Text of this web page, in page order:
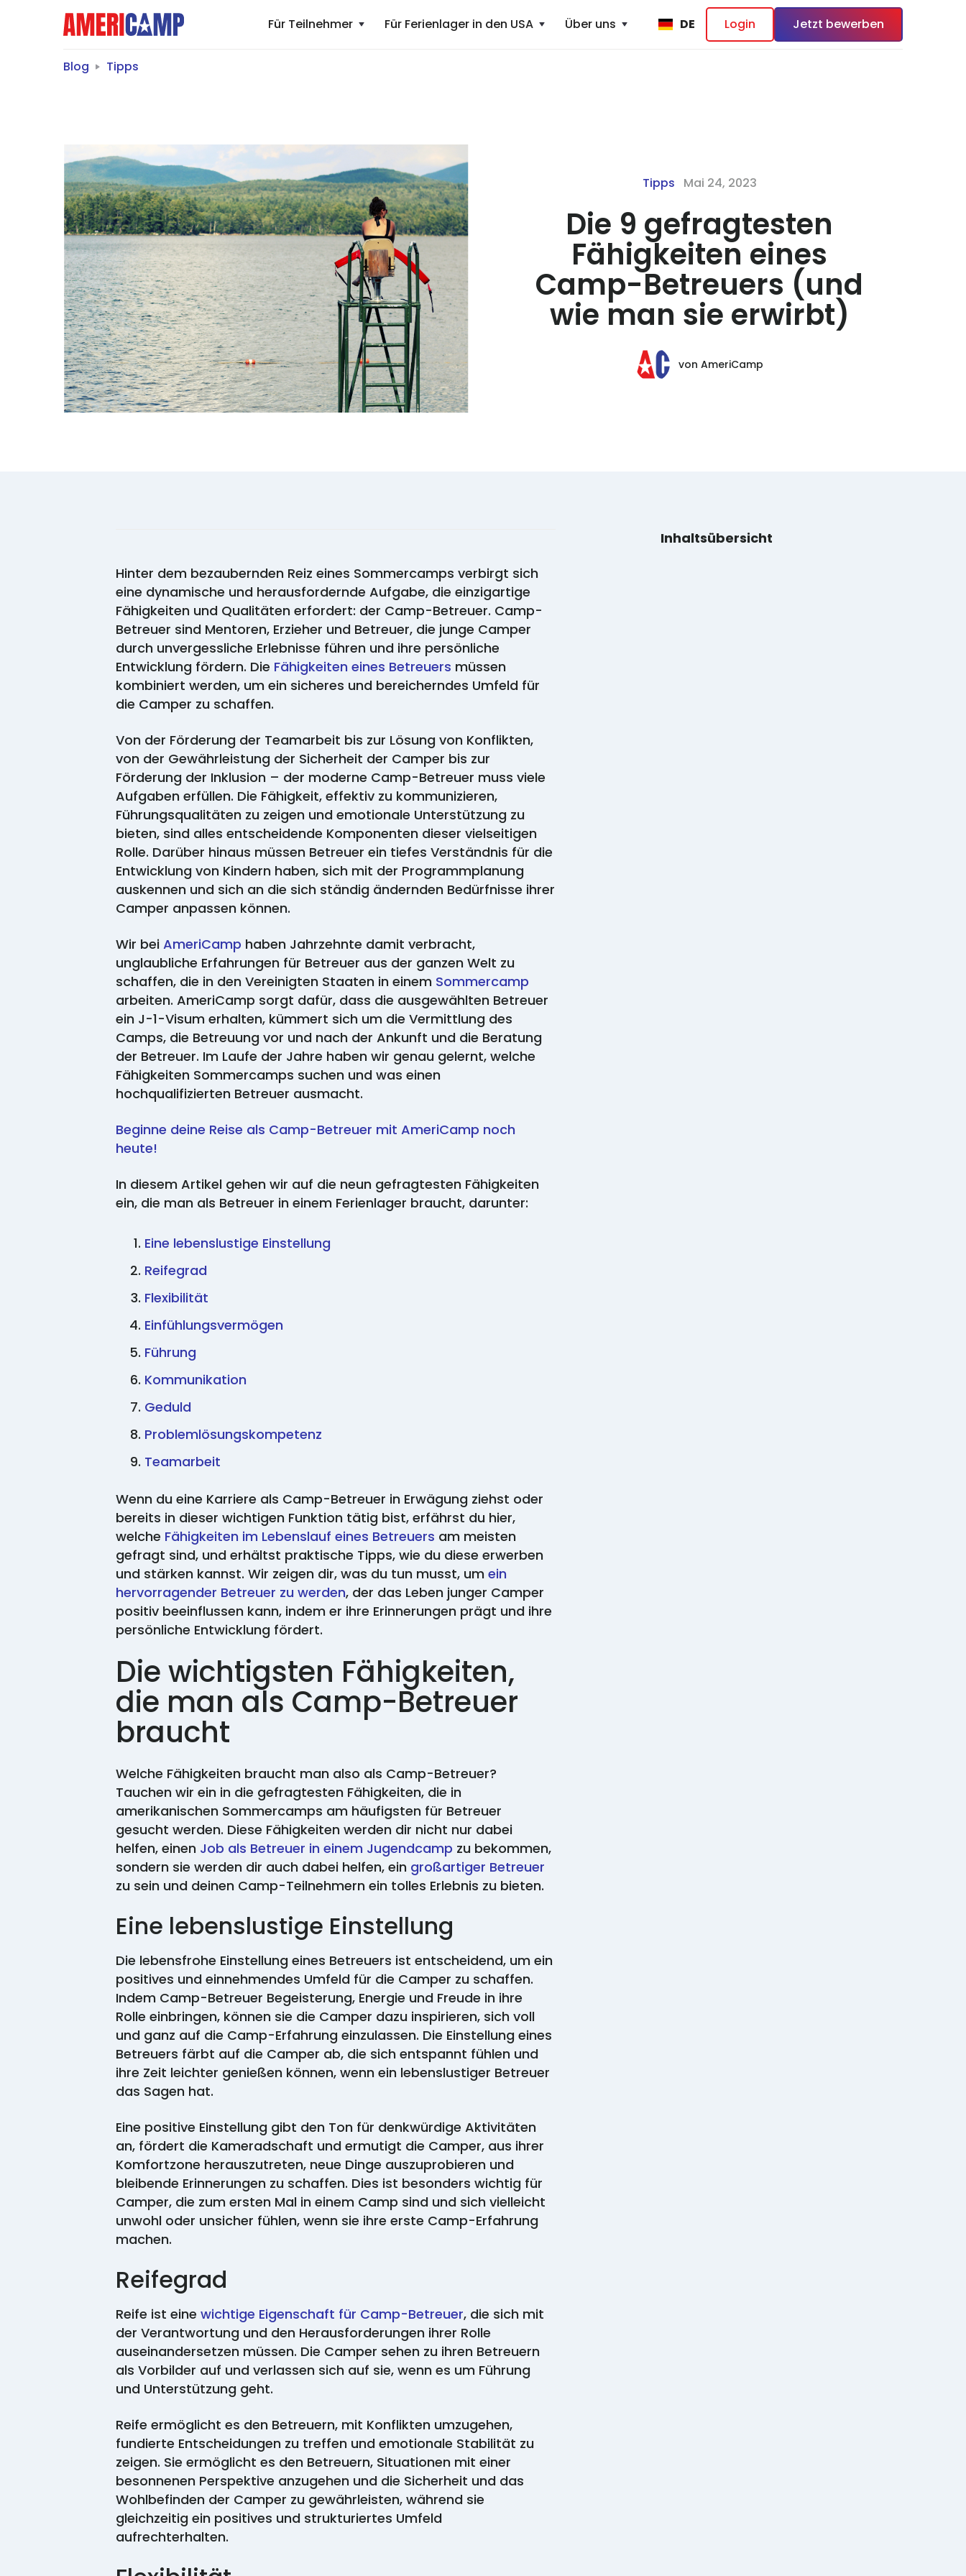
Für Teilnehmer Für Ferienlager in den USA Über uns DE Login Jetzt bewerben
Blog Tipps
Tipps Mai 24, 2023
Die 9 gefragtesten
Fähigkeiten eines
Camp-Betreuers (und
wie man sie erwirbt)
von AmeriCamp
Hinter dem bezaubernden Reiz eines Sommercamps verbirgt sich
eine dynamische und herausfordernde Aufgabe, die einzigartige
Fähigkeiten und Qualitäten erfordert: der Camp-Betreuer. Camp-
Betreuer sind Mentoren, Erzieher und Betreuer, die junge Camper
durch unvergessliche Erlebnisse führen und ihre persönliche
Entwicklung fördern. Die Fähigkeiten eines Betreuers müssen
kombiniert werden, um ein sicheres und bereicherndes Umfeld für
die Camper zu schaffen.
Von der Förderung der Teamarbeit bis zur Lösung von Konflikten,
von der Gewährleistung der Sicherheit der Camper bis zur
Förderung der Inklusion – der moderne Camp-Betreuer muss viele
Aufgaben erfüllen. Die Fähigkeit, effektiv zu kommunizieren,
Führungsqualitäten zu zeigen und emotionale Unterstützung zu
bieten, sind alles entscheidende Komponenten dieser vielseitigen
Rolle. Darüber hinaus müssen Betreuer ein tiefes Verständnis für die
Entwicklung von Kindern haben, sich mit der Programmplanung
auskennen und sich an die sich ständig ändernden Bedürfnisse ihrer
Camper anpassen können.
Wir beiAmeriCamp haben Jahrzehnte damit verbracht,
unglaubliche Erfahrungen für Betreuer aus der ganzen Welt zu
schaffen, die in den Vereinigten Staaten in einem Sommercamp
arbeiten. AmeriCamp sorgt dafür, dass die ausgewählten Betreuer
ein J-1-Visum erhalten, kümmert sich um die Vermittlung des
Camps, die Betreuung vor und nach der Ankunft und die Beratung
der Betreuer. Im Laufe der Jahre haben wir genau gelernt, welche
Fähigkeiten Sommercamps suchen und was einen
hochqualifizierten Betreuer ausmacht.
Beginne deine Reise als Camp-Betreuer mit AmeriCamp noch
heute!
In diesem Artikel gehen wir auf die neun gefragtesten Fähigkeiten
ein, die man als Betreuer in einem Ferienlager braucht, darunter:
Eine lebenslustige Einstellung
Reifegrad
Flexibilität
Einfühlungsvermögen
Führung
Kommunikation
Geduld
Problemlösungskompetenz
Teamarbeit
Wenn du eine Karriere als Camp-Betreuer in Erwägung ziehst oder
bereits in dieser wichtigen Funktion tätig bist, erfährst du hier,
welche Fähigkeiten im Lebenslauf eines Betreuers am meisten
gefragt sind, und erhältst praktische Tipps, wie du diese erwerben
und stärken kannst. Wir zeigen dir, was du tun musst, umein
hervorragender Betreuer zu werden, der das Leben junger Camper
positiv beeinflussen kann, indem er ihre Erinnerungen prägt und ihre
persönliche Entwicklung fördert.
Die wichtigsten Fähigkeiten,
die man als Camp-Betreuer
braucht
Welche Fähigkeiten braucht man also als Camp-Betreuer?
Tauchen wir ein in die gefragtesten Fähigkeiten, die in
amerikanischen Sommercamps am häufigsten für Betreuer
gesucht werden. Diese Fähigkeiten werden dir nicht nur dabei
helfen, einen Job als Betreuer in einem Jugendcamp zu bekommen,
sondern sie werden dir auch dabei helfen, ein großartiger Betreuer
zu sein und deinen Camp-Teilnehmern ein tolles Erlebnis zu bieten.
Eine lebenslustige Einstellung
Die lebensfrohe Einstellung eines Betreuers ist entscheidend, um ein
positives und einnehmendes Umfeld für die Camper zu schaffen.
Indem Camp-Betreuer Begeisterung, Energie und Freude in ihre
Rolle einbringen, können sie die Camper dazu inspirieren, sich voll
und ganz auf die Camp-Erfahrung einzulassen. Die Einstellung eines
Betreuers färbt auf die Camper ab, die sich entspannt fühlen und
ihre Zeit leichter genießen können, wenn ein lebenslustiger Betreuer
das Sagen hat.
Eine positive Einstellung gibt den Ton für denkwürdige Aktivitäten
an, fördert die Kameradschaft und ermutigt die Camper, aus ihrer
Komfortzone herauszutreten, neue Dinge auszuprobieren und
bleibende Erinnerungen zu schaffen. Dies ist besonders wichtig für
Camper, die zum ersten Mal in einem Camp sind und sich vielleicht
unwohl oder unsicher fühlen, wenn sie ihre erste Camp-Erfahrung
machen.
Reifegrad
Reife ist einewichtige Eigenschaft für Camp-Betreuer, die sich mit
der Verantwortung und den Herausforderungen ihrer Rolle
auseinandersetzen müssen. Die Camper sehen zu ihren Betreuern
als Vorbilder auf und verlassen sich auf sie, wenn es um Führung
und Unterstützung geht.
Reife ermöglicht es den Betreuern, mit Konflikten umzugehen,
fundierte Entscheidungen zu treffen und emotionale Stabilität zu
zeigen. Sie ermöglicht es den Betreuern, Situationen mit einer
besonnenen Perspektive anzugehen und die Sicherheit und das
Wohlbefinden der Camper zu gewährleisten, während sie
gleichzeitig ein positives und strukturiertes Umfeld
aufrechterhalten.
Inhaltsübersicht